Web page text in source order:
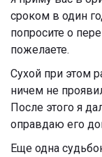
сроком в один
попросите о
пожелаете.
Сухой при этом
ничем не
После этого я
оправдаю его
Еще одна